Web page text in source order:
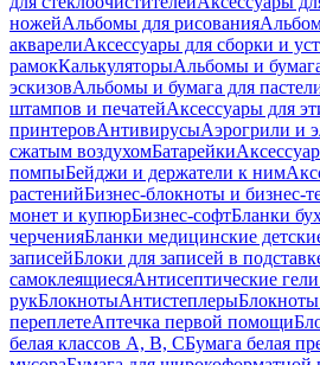
ножейАльбомы для рисования
акварелиАксессуары для сборки и
рамокКалькуляторыАльбомы и
эскизовАльбомы и бумага для
штампов и печатейАксессуары для
принтеровАнтивирусыАэрогрили и
сжатым воздухомБатарейки
помпыБейджи и держатели к ним
растенийБизнес-блокноты и бизнес-
монет и купюрБизнес-софтБланки
черченияБланки медицинские
записейБлоки для записей в
самоклеящиесяАнтисептические
рукБлокнотыАнтистеплеры
переплетеАптечка первой помощи
белая классов А, В, СБумага белая